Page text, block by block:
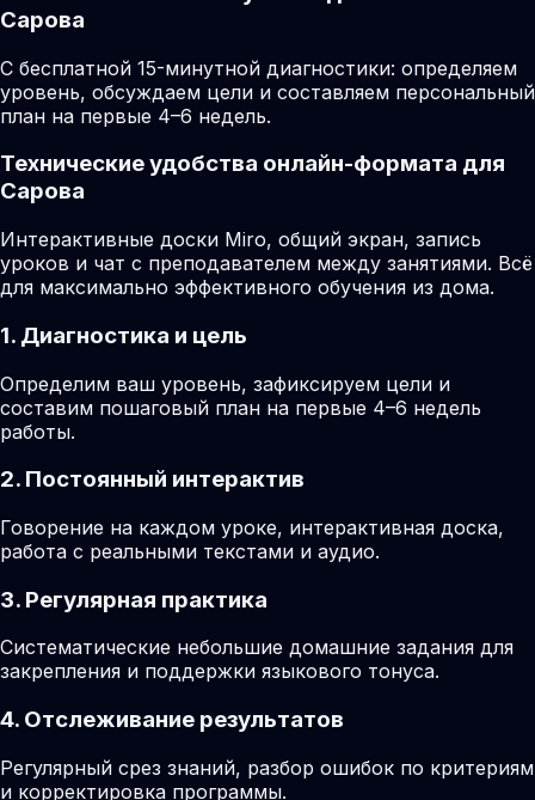
Сарова
С бесплатной 15-минутной диагностики: определяем
уровень, обсуждаем цели и составляем персональный
план на первые 4–6 недель.
Технические удобства онлайн-формата для
Сарова
Интерактивные доски Miro, общий экран, запись
уроков и чат с преподавателем между занятиями. Всё
для максимально эффективного обучения из дома.
1. Диагностика и цель
Определим ваш уровень, зафиксируем цели и
составим пошаговый план на первые 4–6 недель
работы.
2. Постоянный интерактив
Говорение на каждом уроке, интерактивная доска,
работа с реальными текстами и аудио.
3. Регулярная практика
Систематические небольшие домашние задания для
закрепления и поддержки языкового тонуса.
4. Отслеживание результатов
Регулярный срез знаний, разбор ошибок по критериям
и корректировка программы.